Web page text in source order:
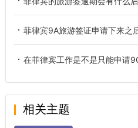
菲律宾9A旅游签证申请下来之
在菲律宾工作是不是只能申请
相关主题